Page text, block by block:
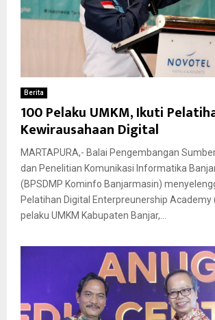
Berita
100 Pelaku UMKM, Ikuti
Kewirausahaan Digital
MARTAPURA,- Balai Pengembangan
dan Penelitian Komunikasi Informatika
(BPSDMP Kominfo Banjarmasin)
Pelatihan Digital Enterpreunership Academy
pelaku UMKM Kabupaten Banjar,...